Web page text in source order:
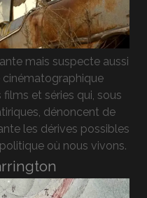
mais suspecte aussi
cinématographique
et séries qui, sous
dénoncent de
les dérives possibles
où nous vivons.